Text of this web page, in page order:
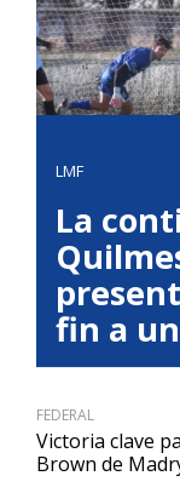
LMF
La
fin a
FEDERAL
Victoria clave
Brown de